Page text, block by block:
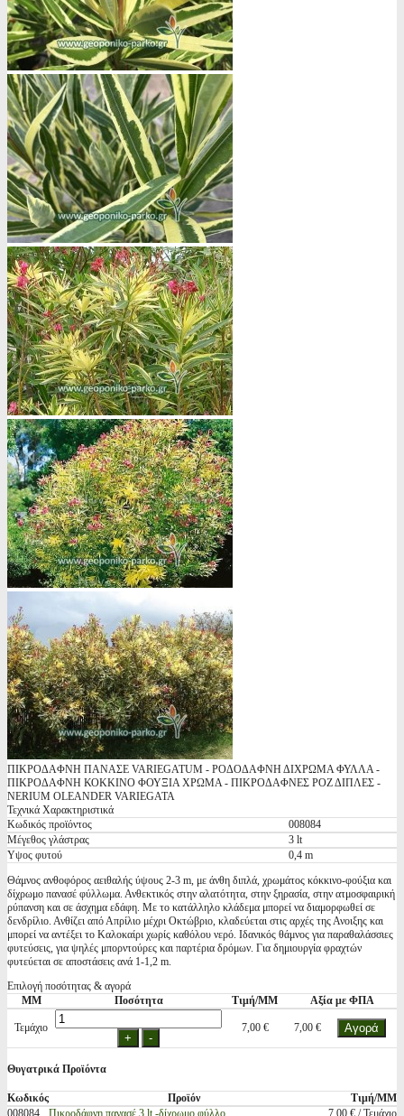
ΠΙΚΡΟΔΑΦΝΗ ΠΑΝΑΣΕ VARIEGATUM - ΡΟΔΟΔΑΦΝΗ ΔΙΧΡΩΜΑ ΦΥΛΛΑ -
ΠΙΚΡΟΔΑΦΝΗ ΚΟΚΚΙΝΟ ΦΟΥΞΙΑ ΧΡΩΜΑ - ΠΙΚΡΟΔΑΦΝΕΣ ΡΟΖ ΔΙΠΛΕΣ -
NERIUM OLEANDER VARIEGATA
Τεχνικά Χαρακτηριστικά
Κωδικός προϊόντος
008084
Μέγεθος γλάστρας
3 lt
Υψος φυτού
0,4 m
Θάμνος ανθοφόρος αειθαλής ύψους 2-3 m, με άνθη διπλά, χρωμάτος κόκκινο-φούξια και
δίχρωμο πανασέ φύλλωμα. Ανθεκτικός στην αλατότητα, στην ξηρασία, στην ατμοσφαιρική
ρύπανση και σε άσχημα εδάφη. Mε το κατάλληλο κλάδεμα μπορεί να διαμορφωθεί σε
δενδρίλιο. Ανθίζει από Απρίλιο μέχρι Οκτώβριο, κλαδεύεται στις αρχές της Ανοιξης και
μπορεί να αντέξει το Καλοκαίρι χωρίς καθόλου νερό. Ιδανικός θάμνος για παραθαλάσσιες
φυτεύσεις, για ψηλές μπορντούρες και παρτέρια δρόμων. Για δημιουργία φραχτών
φυτεύεται σε αποστάσεις ανά 1-1,2 m.
Επιλογή ποσότητας & αγορά
ΜΜ
Ποσότητα Τιμή/ΜΜ Αξία με ΦΠΑ
Τεμάχιο 7,00 € 7,00 €
Θυγατρικά Προϊόντα
Κωδικός Προϊόν
Τιμή/ΜΜ